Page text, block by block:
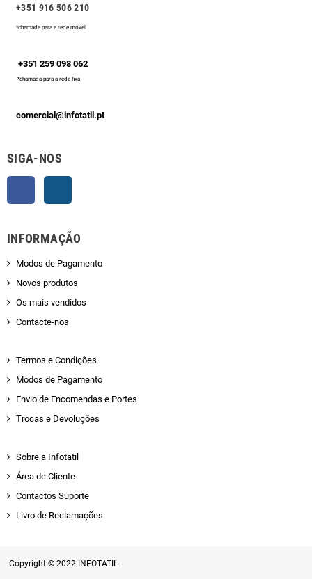
+351 916 506 210
*chamada para a rede móvel
+351 259 098 062
*chamada para a rede fixa
comercial@infotatil.pt
SIGA-NOS
INFORMAÇÃO
Modos de Pagamento
Novos produtos
Os mais vendidos
Contacte-nos
Termos e Condições
Modos de Pagamento
Envio de Encomendas e Portes
Trocas e Devoluções
Sobre a Infotatil
Área de Cliente
Contactos Suporte
Livro de Reclamações
Copyright © 2022 INFOTATIL